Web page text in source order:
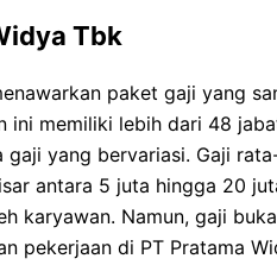
Tbk
paket gaji yang
ini memiliki lebih dari 48
yang bervariasi. Gaji
antara 5 juta hingga 20
karyawan. Namun, gaji
pekerjaan di PT Pratama